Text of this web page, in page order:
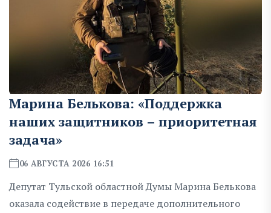
Марина Белькова: «Поддержка
наших защитников – приоритетная
задача»
06 АВГУСТА 2026 16:51
Депутат Тульской областной Думы Марина Белькова
оказала содействие в передаче дополнительного